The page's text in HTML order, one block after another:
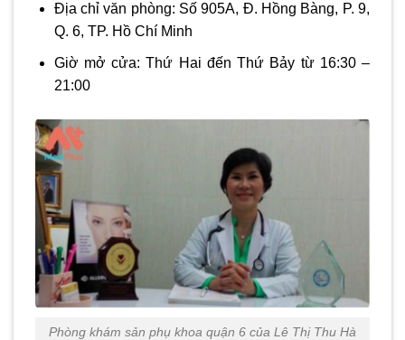
Địa chỉ văn phòng: Số 905A, Đ. Hồng Bàng, P. 9,
Q. 6, TP. Hồ Chí Minh
Giờ mở cửa: Thứ Hai đến Thứ Bảy từ 16:30 –
21:00
Phòng khám sản phụ khoa quận 6 của Lê Thị Thu Hà